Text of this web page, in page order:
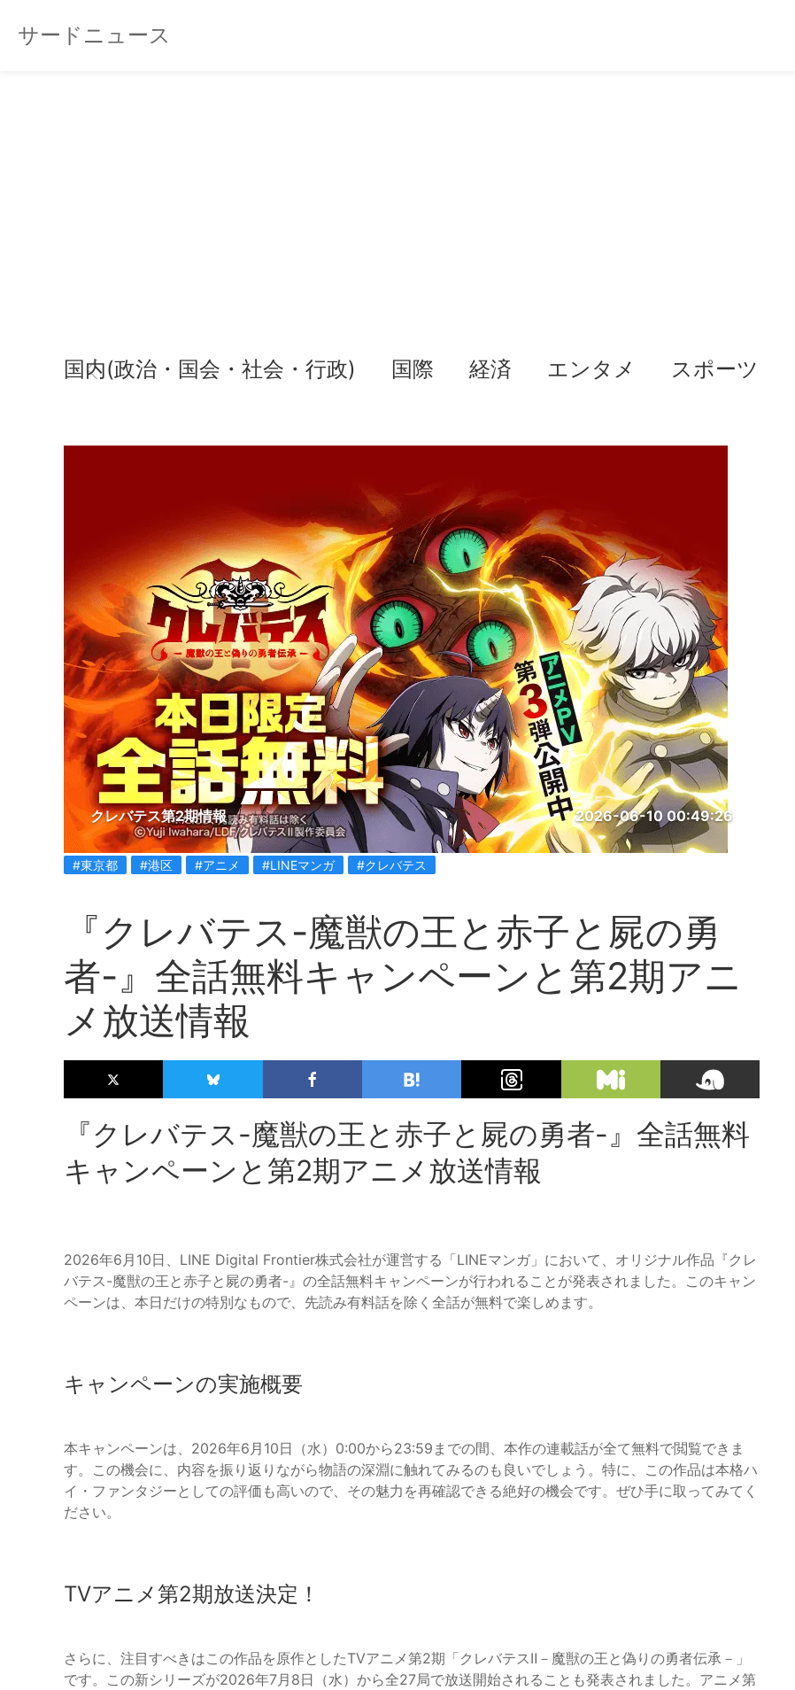
サードニュース
国内(政治・国会・社会・行政) 国際 経済 エンタメ スポーツ
クレバテス第2期情報 2026-06-10 00:49:26
#東京都 #港区 #アニメ #LINEマンガ #クレバテス
『クレバテス-魔獣の王と赤子と屍の勇
者-』全話無料キャンペーンと第2期アニ
メ放送情報
『クレバテス-魔獣の王と赤子と屍の勇者-』全話無料
キャンペーンと第2期アニメ放送情報
2026年6月10日、LINE Digital Frontier株式会社が運営する「LINEマンガ」において、オリジナル作品『クレ
バテス-魔獣の王と赤子と屍の勇者-』の全話無料キャンペーンが行われることが発表されました。このキャン
ペーンは、本日だけの特別なもので、先読み有料話を除く全話が無料で楽しめます。
キャンペーンの実施概要
本キャンペーンは、2026年6月10日（水）0:00から23:59までの間、本作の連載話が全て無料で閲覧できま
す。この機会に、内容を振り返りながら物語の深淵に触れてみるのも良いでしょう。特に、この作品は本格ハ
イ・ファンタジーとしての評価も高いので、その魅力を再確認できる絶好の機会です。ぜひ手に取ってみてく
ださい。
TVアニメ第2期放送決定！
さらに、注目すべきはこの作品を原作としたTVアニメ第2期「クレバテスⅡ－魔獣の王と偽りの勇者伝承－」
です。この新シリーズが2026年7月8日（水）から全27局で放送開始されることも発表されました。アニメ第